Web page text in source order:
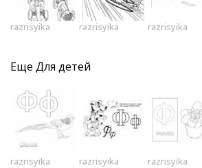
razrisyika razrisyika razrisyika
Еще Для детей
razrisyika razrisyika razrisyika